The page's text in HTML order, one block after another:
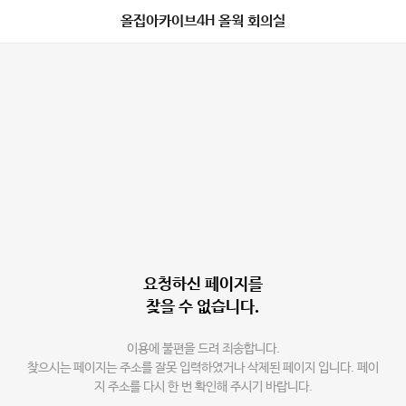
올집아카이브4H 올웍 회의실
요청하신 페이지를
찾을 수 없습니다.
이용에 불편을 드려 죄송합니다.
찾으시는 페이지는 주소를 잘못 입력하였거나 삭제된 페이지 입니다. 페이
지 주소를 다시 한 번 확인해 주시기 바랍니다.